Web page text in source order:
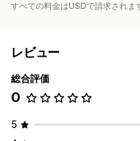
すべての料金はUSDで請求されま
レビュー
総合評価
0
5